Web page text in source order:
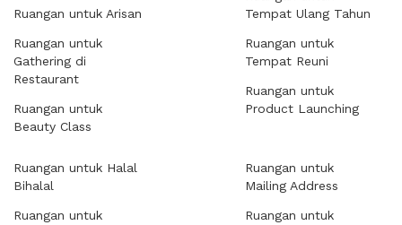
Ruangan untuk Arisan
Ruangan untuk
Gathering di
Restaurant
Ruangan untuk
Beauty Class
Tempat Ulang Tahun
Ruangan untuk
Tempat Reuni
Ruangan untuk
Product Launching
Ruangan untuk Halal
Bihalal
Ruangan untuk
Ruangan untuk
Mailing Address
Ruangan untuk